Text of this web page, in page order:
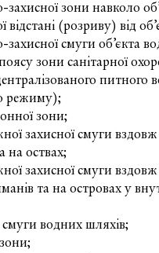
захисної зони навколо
відстані (розриву) від
захисної смуги об’єкта
зони санітарної
питного
режиму);
зони;
захисної смуги вздовж
на оствах;
захисної смуги
та на островах у
смуги водних шляхів;